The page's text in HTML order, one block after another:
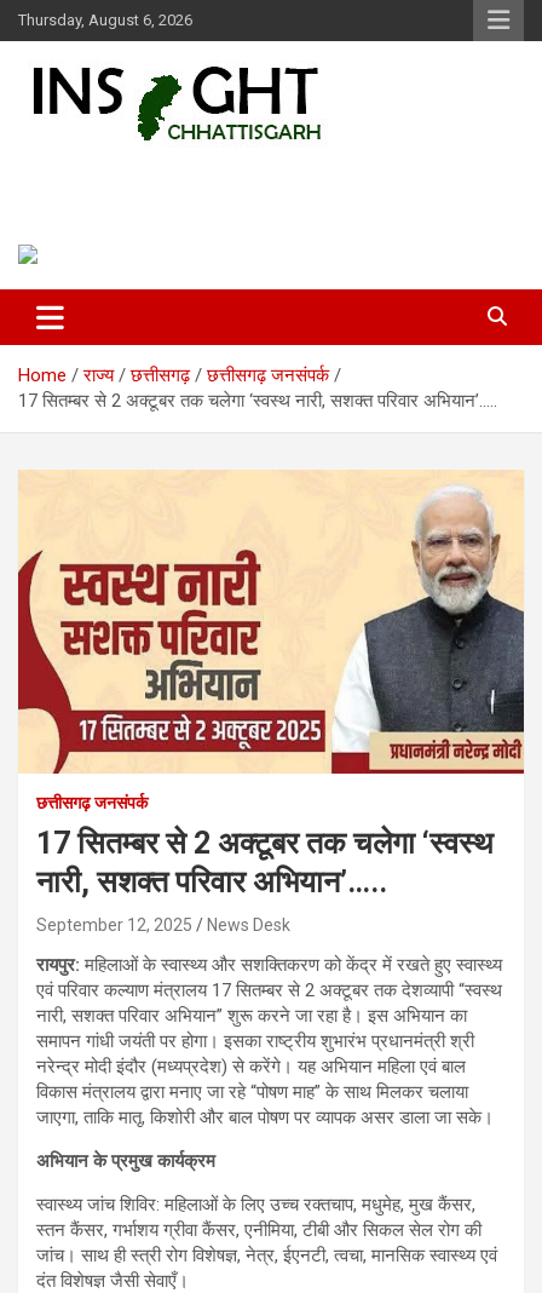
Skip
to
Thursday, August 6, 2026
Home राज्य छत्तीसगढ़
छत्तीसगढ़ जनसंपर्क
17 सितम्बर से 2 अक्टूबर तक चलेगा ‘स्वस्थ नारी, सशक्त परिवार अभियान’…..
छत्तीसगढ़ जनसंपर्क
17 सितम्बर से 2 अक्टूबर तक चलेगा ‘स्वस्थ
नारी, सशक्त परिवार अभियान’…..
September 12, 2025 News Desk
रायपुर: महिलाओं के स्वास्थ्य और सशक्तिकरण को केंद्र में रखते हुए स्वास्थ्य
एवं परिवार कल्याण मंत्रालय 17 सितम्बर से 2 अक्टूबर तक देशव्यापी “स्वस्थ
नारी, सशक्त परिवार अभियान” शुरू करने जा रहा है। इस अभियान का
समापन गांधी जयंती पर होगा। इसका राष्ट्रीय शुभारंभ प्रधानमंत्री श्री
नरेन्द्र मोदी इंदौर (मध्यप्रदेश) से करेंगे। यह अभियान महिला एवं बाल
विकास मंत्रालय द्वारा मनाए जा रहे “पोषण माह” के साथ मिलकर चलाया
जाएगा, ताकि मातृ, किशोरी और बाल पोषण पर व्यापक असर डाला जा सके।
अभियान के प्रमुख कार्यक्रम
स्वास्थ्य जांच शिविर: महिलाओं के लिए उच्च रक्तचाप, मधुमेह, मुख कैंसर,
स्तन कैंसर, गर्भाशय ग्रीवा कैंसर, एनीमिया, टीबी और सिकल सेल रोग की
जांच। साथ ही स्त्री रोग विशेषज्ञ, नेत्र, ईएनटी, त्वचा, मानसिक स्वास्थ्य एवं
दंत विशेषज्ञ जैसी सेवाएँ।